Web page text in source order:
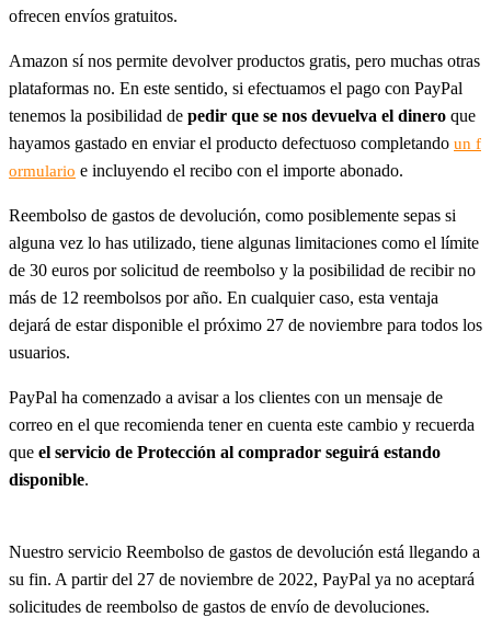
ofrecen envíos gratuitos.
Amazon sí nos permite devolver productos gratis, pero muchas otras
plataformas no. En este sentido, si efectuamos el pago con PayPal
tenemos la posibilidad de pedir que se nos devuelva el dinero que
hayamos gastado en enviar el producto defectuoso completando un f
ormulario e incluyendo el recibo con el importe abonado.
Reembolso de gastos de devolución, como posiblemente sepas si
alguna vez lo has utilizado, tiene algunas limitaciones como el límite
de 30 euros por solicitud de reembolso y la posibilidad de recibir no
más de 12 reembolsos por año. En cualquier caso, esta ventaja
dejará de estar disponible el próximo 27 de noviembre para todos los
usuarios.
PayPal ha comenzado a avisar a los clientes con un mensaje de
correo en el que recomienda tener en cuenta este cambio y recuerda
que el servicio de Protección al comprador seguirá estando
disponible.
Nuestro servicio Reembolso de gastos de devolución está llegando a
su fin. A partir del 27 de noviembre de 2022, PayPal ya no aceptará
solicitudes de reembolso de gastos de envío de devoluciones.